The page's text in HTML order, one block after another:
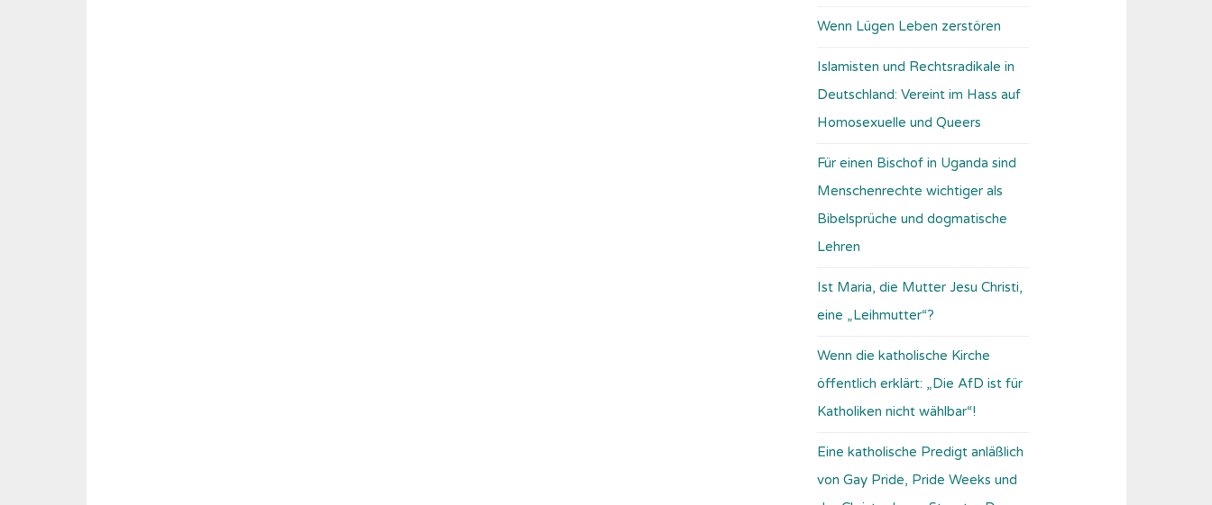
Wenn Lügen Leben zerstören
Islamisten und Rechtsradikale in
Deutschland: Vereint im Hass auf
Homosexuelle und Queers
Für einen Bischof in Uganda sind
Menschenrechte wichtiger als
Bibelsprüche und dogmatische
Lehren
Ist Maria, die Mutter Jesu Christi,
eine „Leihmutter“?
Wenn die katholische Kirche
öffentlich erklärt: „Die AfD ist für
Katholiken nicht wählbar“!
Eine katholische Predigt anläßlich
von Gay Pride, Pride Weeks und